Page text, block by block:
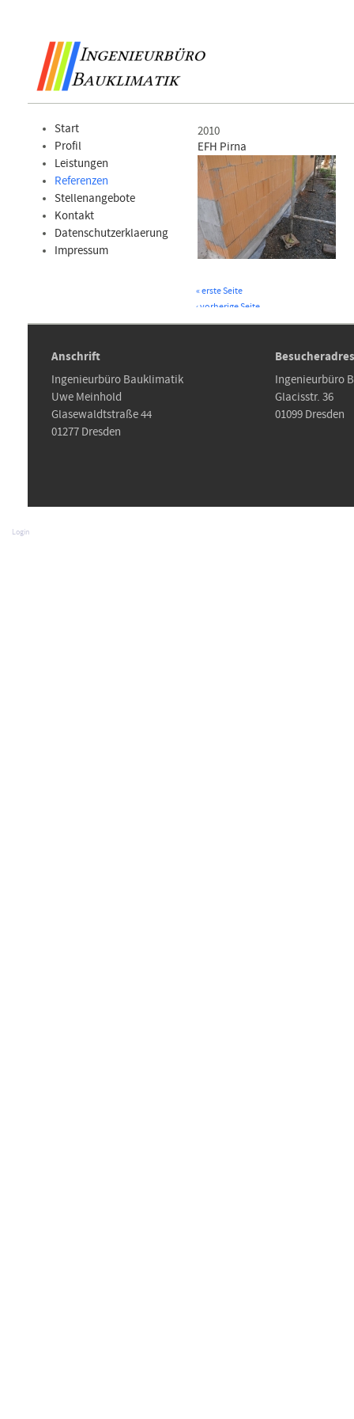
Start
Profil
Leistungen
Referenzen
Stellenangebote
Kontakt
Datenschutzerklaerung
Impressum
2010
EFH Pirna
« erste Seite
‹ vorherige Seite
1
Anschrift
Ingenieurbüro Bauklimatik
Uwe Meinhold
Glasewaldtstraße 44
01277 Dresden
Ingenieurbüro
Glacisstr. 36
01099 Dresden
Login